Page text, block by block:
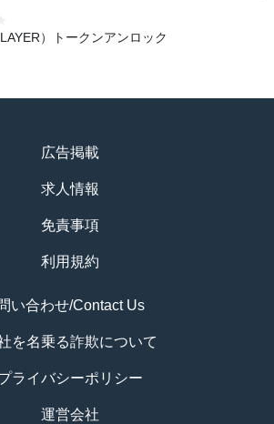
）トークンアンロック
広告掲載
求人情報
免責事項
利用規約
い合わせ/Contact Us
を名乗る詐欺について
ライバシーポリシー
運営会社